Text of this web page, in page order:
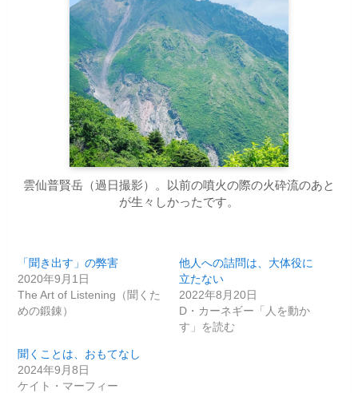
雲仙普賢岳（過日撮影）。以前の噴火の際の火砕流のあと
が生々しかったです。
「聞き出す」の弊害
2020年9月1日
The Art of Listening（聞くた
めの鍛錬）
他人への詰問は、大体役に
立たない
2022年8月20日
D・カーネギー「人を動か
す」を読む
聞くことは、おもてなし
2024年9月8日
ケイト・マーフィー